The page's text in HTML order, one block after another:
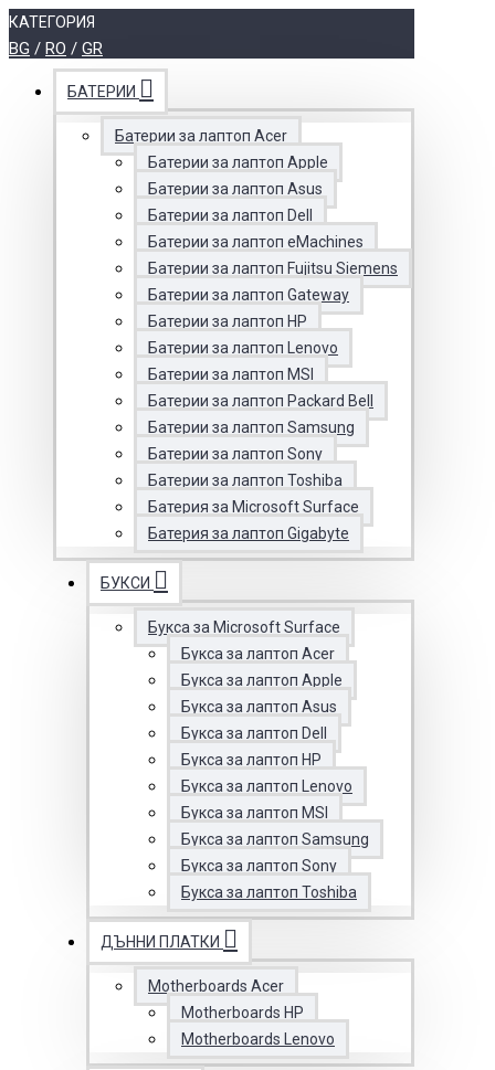
КАТЕГОРИЯ
BG / RO / GR
БАТЕРИИ
Батерии за лаптоп Acer
Батерии за лаптоп Apple
Батерии за лаптоп Asus
Батерии за лаптоп Dell
Батерии за лаптоп eMachines
Батерии за лаптоп Fujitsu Siemens
Батерии за лаптоп Gateway
Батерии за лаптоп HP
Батерии за лаптоп Lenovo
Батерии за лаптоп MSI
Батерии за лаптоп Packard Bell
Батерии за лаптоп Samsung
Батерии за лаптоп Sony
Батерии за лаптоп Toshiba
Батерия за Microsoft Surface
Батерия за лаптоп Gigabyte
БУКСИ
Букса за Microsoft Surface
Букса за лаптоп Acer
Букса за лаптоп Apple
Букса за лаптоп Asus
Букса за лаптоп Dell
Букса за лаптоп HP
Букса за лаптоп Lenovo
Букса за лаптоп MSI
Букса за лаптоп Samsung
Букса за лаптоп Sony
Букса за лаптоп Toshiba
ДЪННИ ПЛАТКИ
Motherboards Acer
Motherboards HP
Motherboards Lenovo